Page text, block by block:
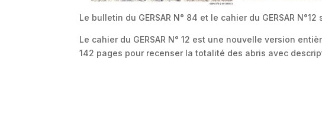
Le bulletin du GERSAR N° 84 et le cahier du GERSAR
Le cahier du GERSAR N° 12 est une nouvelle version
142 pages pour recenser la totalité des abris avec